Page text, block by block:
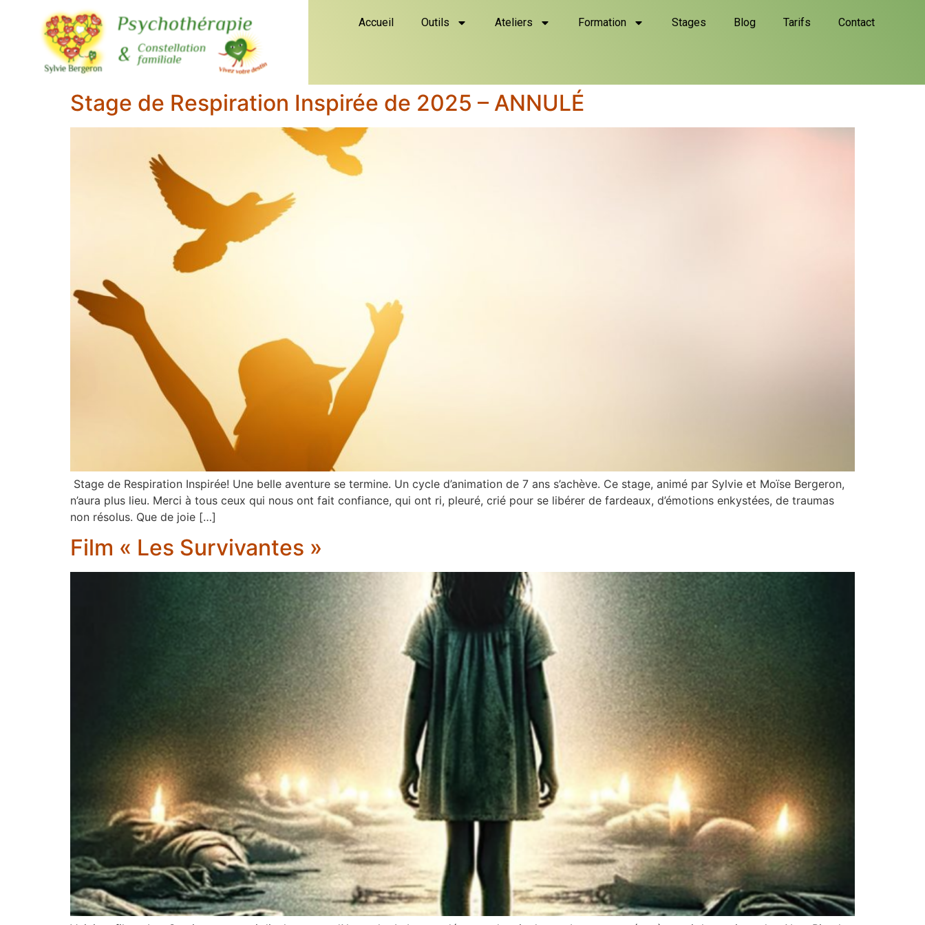
Accueil Outils Ateliers Formation Stages Blog Tarifs Contact
Stage de Respiration Inspirée de 2025 – ANNULÉ
Stage de Respiration Inspirée! Une belle aventure se termine. Un cycle d’animation de 7 ans s’achève. Ce stage, animé par Sylvie et Moïse Bergeron,
n’aura plus lieu. Merci à tous ceux qui nous ont fait confiance, qui ont ri, pleuré, crié pour se libérer de fardeaux, d’émotions enkystées, de traumas
non résolus. Que de joie […]
Film « Les Survivantes »